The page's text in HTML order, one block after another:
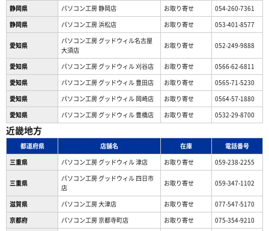
静岡県 パソコン工房 静岡店 お取り寄せ
054-260-7361
静岡県
パソコン工房 浜松店 お取り寄せ 053-401-8577
愛知県
パソコン工房 グッドウィル名古屋
大須店
お取り寄せ 052-249-9888
愛知県 パソコン工房 グッドウィル 刈谷店 お取り寄せ
0566-62-6811
愛知県
パソコン工房 グッドウィル 豊田店 お取り寄せ
0565-71-5230
愛知県
パソコン工房 グッドウィル 岡崎店 お取り寄せ
0564-57-1880
愛知県
パソコン工房 グッドウィル 豊橋店 お取り寄せ 0532-29-8700
近畿地方
都道府県 店舗名 在庫
電話番号
三重県
パソコン工房 グッドウィル 津店 お取り寄せ 059-238-2255
三重県
パソコン工房 グッドウィル 四日市
店
お取り寄せ 059-347-1102
滋賀県 パソコン工房 大津店 お取り寄せ
077-547-5170
京都府
パソコン工房 京都寺町店 お取り寄せ
075-354-9210